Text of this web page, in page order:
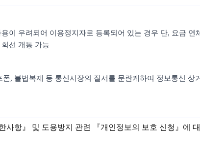
이 우려되어 이용정지자로 등록되어 있는 경우 단, 요금 연
선 개통 가능
, 불법복제 등 통신시장의 질서를 문란케하여 정보통신 상
항』 및 도용방지 관련 『개인정보의 보호 신청』에